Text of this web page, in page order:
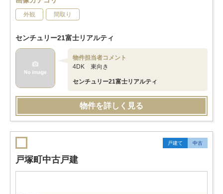
外観 間取り
センチュリー21富士リアルティ
物件担当者コメント
4DK 東向き
センチュリー21富士リアルティ
物件を詳しく見る
戸建て 中古
戸塚町中古戸建